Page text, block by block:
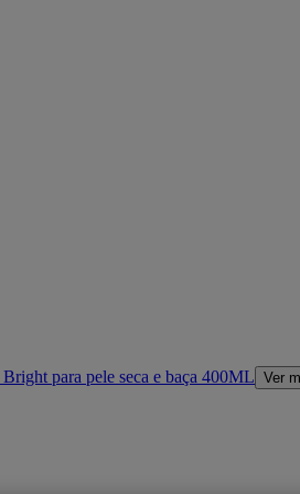
para pele seca e baça 400ML Ver